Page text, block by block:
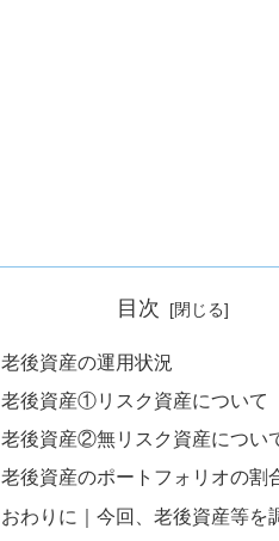
目次
老後資産の運用状況
老後資産①リスク資産について
老後資産②無リスク資産につい
老後資産のポートフォリオの割
おわりに｜今回、老後資産等を